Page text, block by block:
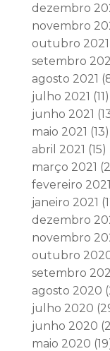
dezembro
novembro
outubro 2021
setembro
agosto 2021
julho 2021 (11)
junho 2021
maio 2021 (13)
abril 2021 (15)
março 2021
fevereiro 2021
janeiro 2021
dezembro
novembro
outubro
setembro
agosto 2020
julho 2020
junho 2020
maio 2020